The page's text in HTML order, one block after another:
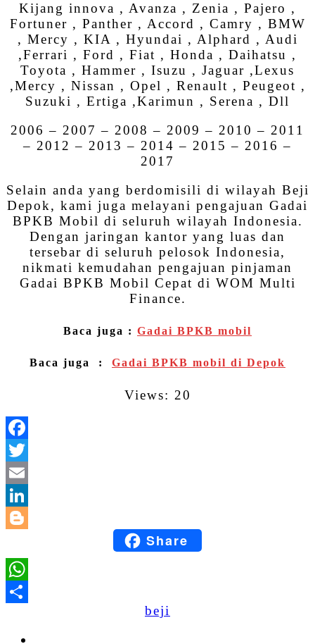
Kijang innova , Avanza , Zenia , Pajero ,
Fortuner , Panther , Accord , Camry , BMW
, Mercy , KIA , Hyundai , Alphard , Audi
,Ferrari , Ford , Fiat , Honda , Daihatsu ,
Toyota , Hammer , Isuzu , Jaguar ,Lexus
,Mercy , Nissan , Opel , Renault , Peugeot ,
Suzuki , Ertiga ,Karimun , Serena , Dll
2006 – 2007 – 2008 – 2009 – 2010 – 2011
– 2012 – 2013 – 2014 – 2015 – 2016 –
2017
Selain anda yang berdomisili di wilayah Beji
Depok, kami juga melayani pengajuan Gadai
BPKB Mobil di seluruh wilayah Indonesia.
Dengan jaringan kantor yang luas dan
tersebar di seluruh pelosok Indonesia,
nikmati kemudahan pengajuan pinjaman
Gadai BPKB Mobil Cepat di WOM Multi
Finance.
Baca juga : Gadai BPKB mobil
Baca juga : Gadai BPKB mobil di Depok
Views: 20
BloggerShare
Share
beji